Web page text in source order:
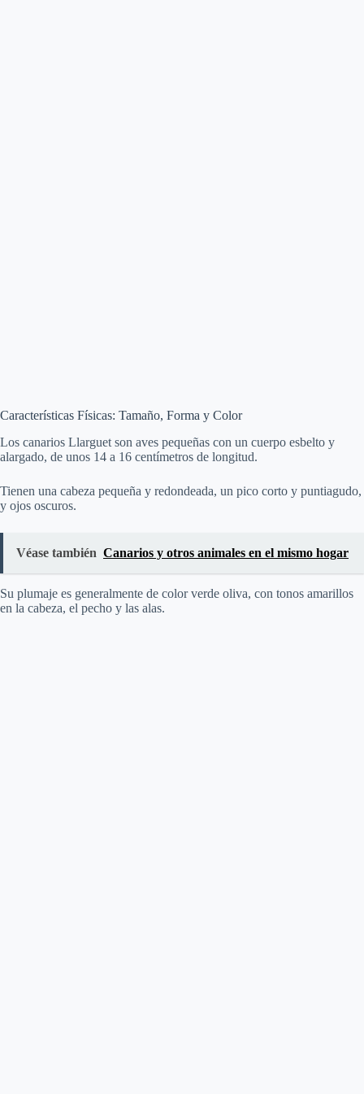
Características Físicas: Tamaño, Forma y Color
Los canarios Llarguet son aves pequeñas con un cuerpo esbelto y
alargado, de unos 14 a 16 centímetros de longitud.
Tienen una cabeza pequeña y redondeada, un pico corto y puntiagudo,
y ojos oscuros.
Véase también Canarios y otros animales en el mismo hogar
Su plumaje es generalmente de color verde oliva, con tonos amarillos
en la cabeza, el pecho y las alas.